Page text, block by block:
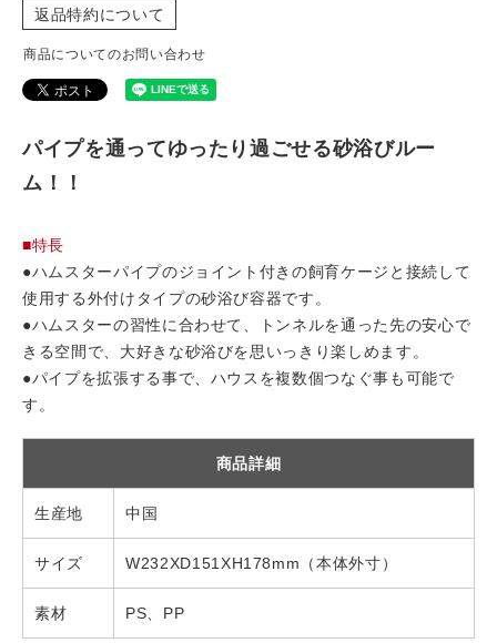
返品特約について
商品についてのお問い合わせ
パイプを通ってゆったり過ごせる砂浴びルー
ム！！
■特長
●ハムスターパイプのジョイント付きの飼育ケージと接続して
使用する外付けタイプの砂浴び容器です。
●ハムスターの習性に合わせて、トンネルを通った先の安心で
きる空間で、大好きな砂浴びを思いっきり楽しめます。
●パイプを拡張する事で、ハウスを複数個つなぐ事も可能で
す。
商品詳細
生産地 中国
サイズ W232XD151XH178mm（本体外寸）
素材 PS、PP